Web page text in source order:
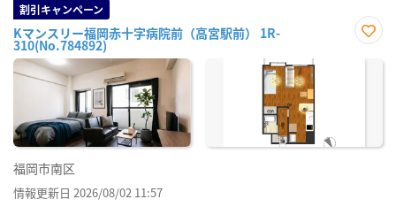
割引キャンペーン
Kマンスリー福岡赤十字病院前（高宮駅前） 1R-
310(No.784892)
に入
福岡市南区
情報更新日 2026/08/02 11:57